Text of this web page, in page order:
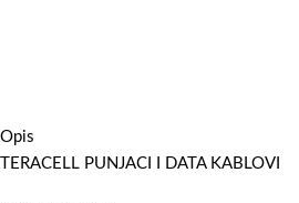
Opis
TERACELL PUNJACI I DATA KABLOVI